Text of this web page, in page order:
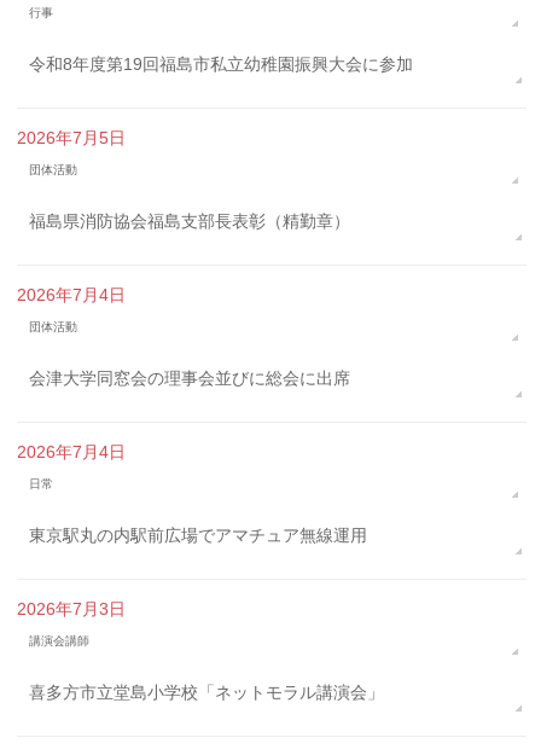
行事
令和8年度第19回福島市私立幼稚園振興大会に参加
2026年7月5日
団体活動
福島県消防協会福島支部長表彰（精勤章）
2026年7月4日
団体活動
会津大学同窓会の理事会並びに総会に出席
2026年7月4日
日常
東京駅丸の内駅前広場でアマチュア無線運用
2026年7月3日
講演会講師
喜多方市立堂島小学校「ネットモラル講演会」